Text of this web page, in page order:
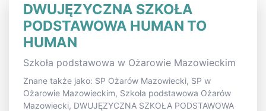
DWUJĘZYCZNA SZKOŁA
PODSTAWOWA HUMAN TO
HUMAN
Szkoła podstawowa w Ożarowie Mazowieckim
Znane także jako: SP Ożarów Mazowiecki, SP w
Ożarowie Mazowieckim, Szkoła podstawowa Ożarów
Mazowiecki, DWUJĘZYCZNA SZKOŁA PODSTAWOWA